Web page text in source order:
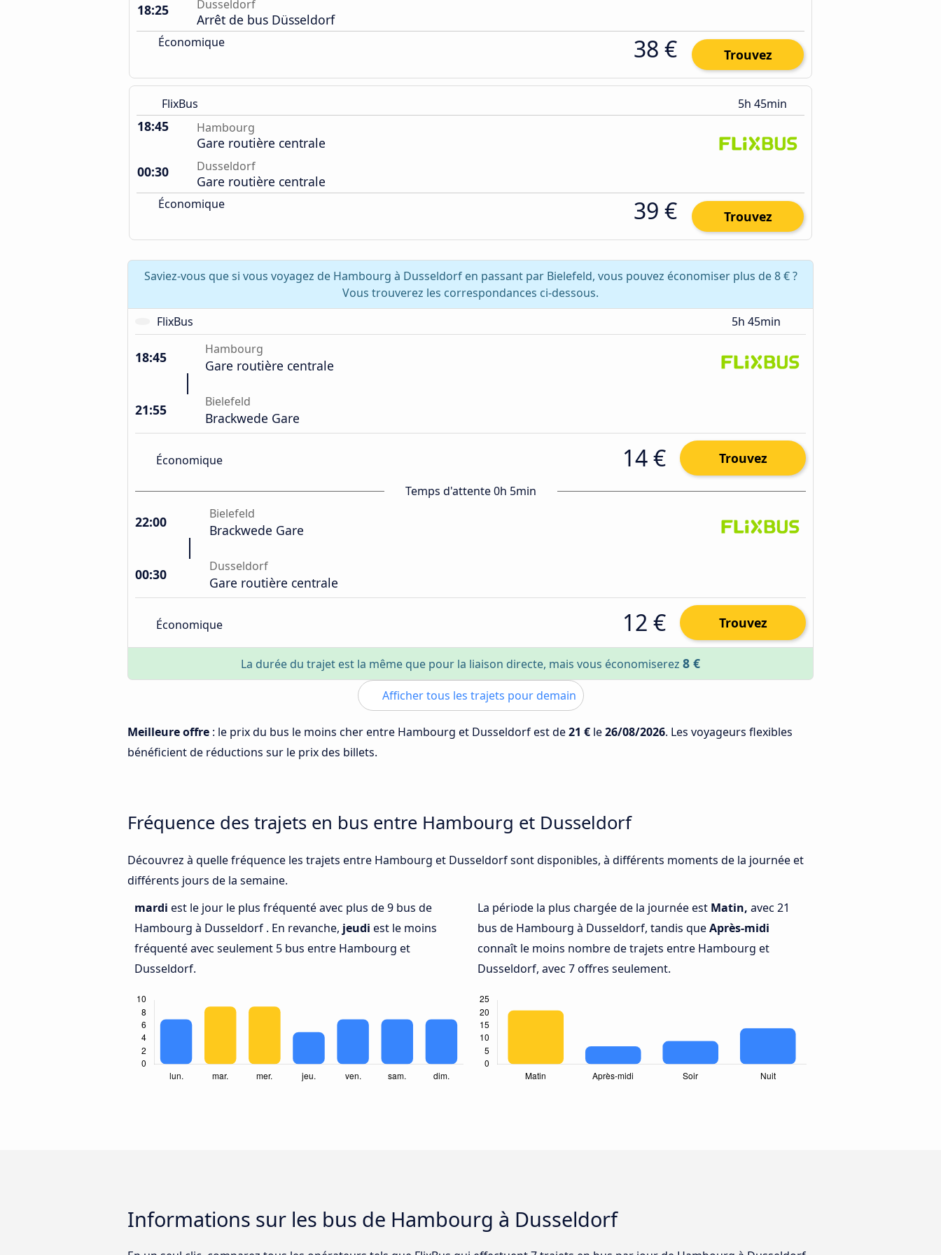
18:25
Dusseldorf
Arrêt de bus Düsseldorf
Économique 38 € Trouvez
FlixBus 5h 45min
18:45 Hambourg
Gare routière centrale
00:30
Dusseldorf
Gare routière centrale
Économique 39 € Trouvez
Saviez-vous que si vous voyagez de Hambourg à Dusseldorf en passant par Bielefeld, vous pouvez économiser plus de 8 € ?
Vous trouverez les correspondances ci-dessous.
FlixBus
5h 45min
18:45 Hambourg
Gare routière centrale
21:55 Bielefeld
Brackwede Gare
Économique 14 € Trouvez
Temps d'attente 0h 5min
22:00 Bielefeld
Brackwede Gare
00:30 Dusseldorf
Gare routière centrale
Économique 12 € Trouvez
La durée du trajet est la même que pour la liaison directe, mais vous économiserez 8 €
Afficher tous les trajets pour demain
Meilleure offre : le prix du bus le moins cher entre Hambourg et Dusseldorf est de21 € le26/08/2026. Les voyageurs flexibles
bénéficient de réductions sur le prix des billets.
Fréquence des trajets en bus entre Hambourg et Dusseldorf
Découvrez à quelle fréquence les trajets entre Hambourg et Dusseldorf sont disponibles, à différents moments de la journée et
différents jours de la semaine.
mardi est le jour le plus fréquenté avec plus de 9 bus de
Hambourg à Dusseldorf . En revanche, jeudi est le moins
fréquenté avec seulement 5 bus entre Hambourg et
Dusseldorf.
La période la plus chargée de la journée est Matin, avec 21
bus de Hambourg à Dusseldorf, tandis queAprès-midi
connaît le moins nombre de trajets entre Hambourg et
Dusseldorf, avec 7 offres seulement.
Informations sur les bus de Hambourg à Dusseldorf